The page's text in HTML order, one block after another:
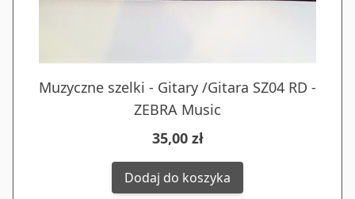
Muzyczne szelki - Gitary /Gitara SZ04 RD -
ZEBRA Music
35,00 zł
Dodaj do koszyka